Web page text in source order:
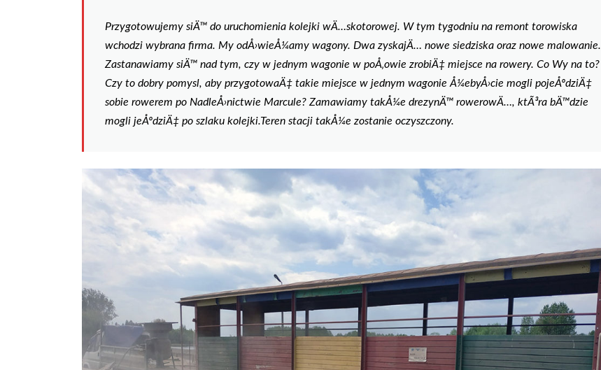
Przygotowujemy siÄ™ do uruchomienia kolejki wÄ…skotorowej. W tym tygodniu na remont torowiska
wchodzi wybrana firma. My odÅ›wieÅ¼amy wagony. Dwa zyskajÄ… nowe siedziska oraz nowe malowanie.
Zastanawiamy siÄ™ nad tym, czy w jednym wagonie w poÅ‚owie zrobiÄ‡ miejsce na rowery. Co Wy na to?
Czy to dobry pomysl, aby przygotowaÄ‡ takie miejsce w jednym wagonie Å¼ebyÅ›cie mogli pojeÅºdziÄ‡
sobie rowerem po NadleÅ›nictwie Marcule? Zamawiamy takÅ¼e drezynÄ™ rowerowÄ…, ktÃ³ra bÄ™dzie
mogli jeÅºdziÄ‡ po szlaku kolejki.Teren stacji takÅ¼e zostanie oczyszczony.